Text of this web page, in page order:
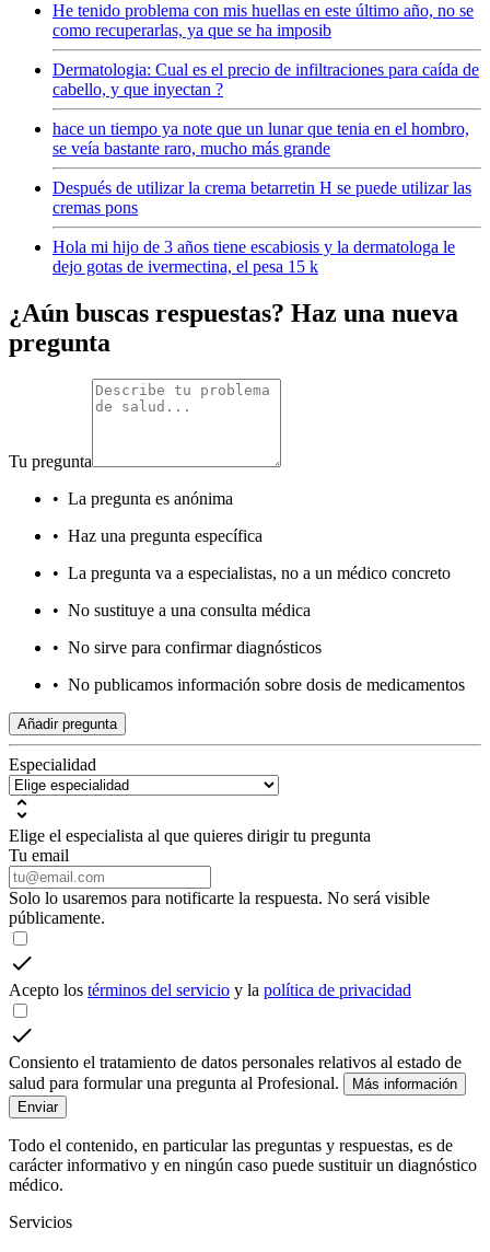
He tenido problema con mis huellas en este último año, no se
como recuperarlas, ya que se ha imposib
Dermatologia: Cual es el precio de infiltraciones para caída de
cabello, y que inyectan ?
hace un tiempo ya note que un lunar que tenia en el hombro,
se veía bastante raro, mucho más grande
Después de utilizar la crema betarretin H se puede utilizar las
cremas pons
Hola mi hijo de 3 años tiene escabiosis y la dermatologa le
dejo gotas de ivermectina, el pesa 15 k
¿Aún buscas respuestas? Haz una nueva
pregunta
Tu pregunta
• La pregunta es anónima
• Haz una pregunta específica
• La pregunta va a especialistas, no a un médico concreto
• No sustituye a una consulta médica
• No sirve para confirmar diagnósticos
• No publicamos información sobre dosis de medicamentos
Añadir pregunta
Especialidad
Elige el especialista al que quieres dirigir tu pregunta
Tu email
Solo lo usaremos para notificarte la respuesta. No será visible
públicamente.
Acepto los términos del servicio y la política de privacidad
Consiento el tratamiento de datos personales relativos al estado de
salud para formular una pregunta al Profesional.
Más información
Enviar
Todo el contenido, en particular las preguntas y respuestas, es de
carácter informativo y en ningún caso puede sustituir un diagnóstico
médico.
Servicios